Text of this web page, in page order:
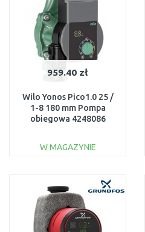
959.40 zł
Wilo Yonos Pico1.0 25 /
1-8 180 mm Pompa
obiegowa 4248086
W MAGAZYNIE